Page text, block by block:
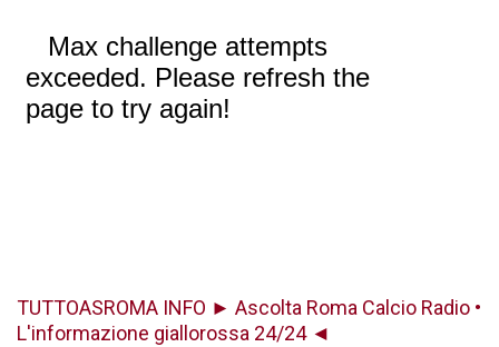
TUTTOASROMA INFO ► Ascolta Roma Calcio Radio •
L'informazione giallorossa 24/24 ◄